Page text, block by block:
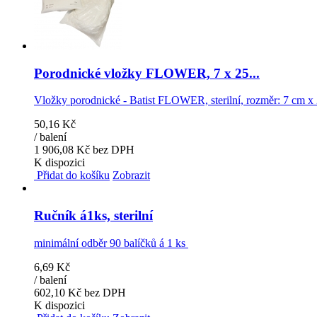
Porodnické vložky FLOWER, 7 x 25...
Vložky porodnické - Batist FLOWER, sterilní, rozměr: 7 cm x
50,16 Kč
/ balení
1 906,08 Kč bez DPH
K dispozici
Přidat do košíku Zobrazit
Ručník á1ks, sterilní
minimální odběr 90 balíčků á 1 ks
6,69 Kč
/ balení
602,10 Kč bez DPH
K dispozici